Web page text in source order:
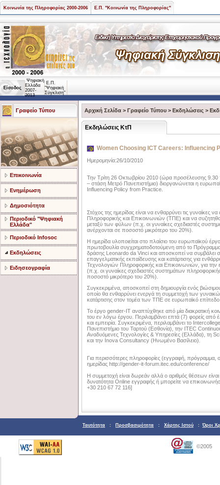
Κοινωνία της Πληροφορίας 2000-2006 Ε.Π. "Κοινωνία της Πληροφορίας"
Είσοδος
Ψηφιακή
Ελλάδα
2007-
2013
Ε.Π.
"Ψηφιακή
Σύγκλιση"
Γραφείο Τύπου
Επικοινωνία
Ενημέρωση
Δημοσιότητα
Περιοδικό "Ψηφιακή
Ελλάδα"
Περιοδικό Infosoc
Εκδηλώσεις
Ειδησεογραφία
Αρχική Σελίδα > Γραφείο Τύπου > Εκδηλώσεις >
Εκδηλώσεις ΚτΠ
Women Choosing ICT Careers: Influencing
Ημερομηνία:26/10/2010
Την Τρίτη 26 Οκτωβρίου 2010 (ώρα προσέλευσης
– στάση Μετρό Πανεπιστήμιο) διοργανώνεται η
Influencing Policy from Practice.
Στόχος της ημερίδας είναι να ενθαρρύνει τις
Πληροφορικής και Επικοινωνιών (ΤΠΕ) και να
μεταξύ των φύλων (π.χ. οι γυναίκες σχεδιαστές
ανέρχονται σε ποσοστό μικρότερο του 20%).
Η ημερίδα υλοποιείται στο πλαίσιο του ευρωπαϊκού
πρωτοβουλία συγχρηματοδοτούμενη από το
δράσης Leonardo da Vinci και αποσκοπεί να συμβάλει
επαγγελματικής εκπαίδευσης και κατάρτισης για
Τεχνολογιών Πληροφορικής και Επικοινωνιών, για
(π.χ. οι γυναίκες σχεδιαστές συστημάτων
ποσοστό μικρότερο του 20%).
Συγκεκριμένα, αποσκοπεί στη δημιουργία ενός
οποίο θα ενθαρρύνει ενεργά τη συμμετοχή των
κατάρτισης στον τομέα των ΤΠΕ σε ευρωπαϊκό
Το έργο gender-IT αναπτύχθηκε από μία διακρατική
του εν λόγω έργου. Περιλαμβάνει επτά (7) φορείς από
και εμπειρία. Συγκεκριμένα, περιλαμβάνει το
Πανεπιστήμιο του Ταρτού (Εσθονία), την ITEC
Αναδυόμενες Τεχνολογίες & Υπηρεσίες (Ελλάδα), τη
και την Inova Consultancy (Ηνωμένο Βασίλειο).
Για περισσότερες πληροφορίες (εγγραφή, πρόγραμμα,
ημερίδας http://gender-it-forum.itec.edu/conference/
Η συμμετοχή είναι δωρεάν αλλά ο αριθμός θέσεων
δυνατότητα Online εγγραφής ή μπορείτε να
+30 210 67 72 116]
Ταυτότητα : Προσβασιμότητα : Χάρτης Ιστού : Όροι
©2005